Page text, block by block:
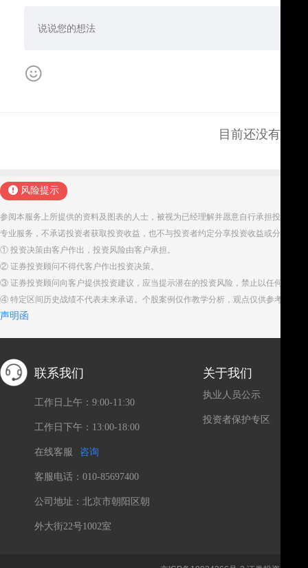
目前还没有评论
风险提示
参阅本服务上所提供的资料及图表的人士，被视为已经理解并愿意自行承担投资服
专业服务，不承诺投资者获取投资收益，也不与投资者约定分享投资收益或分担投
① 投资决策由客户作出，投资风险由客户承担。
② 证券投资顾问不得代客户作出投资决策。
③ 证券投资顾问向客户提供投资建议，应当提示潜在的投资风险，禁止以任何方式
④ 特定区间历史战绩不代表未来承诺。个股案例仅作教学分析，观点仅供参考。股
声明函
联系我们
工作日上午：9:00-11:30
工作日下午：13:00-18:00
在线客服 咨询
客服电话：010-85697400
公司地址：北京市朝阳区朝
外大街22号1002室
关于我们
执业人员公示
投资者保护专区